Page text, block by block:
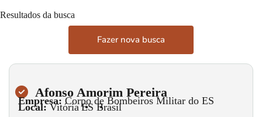
Resultados da busca
Fazer nova busca
Afonso Amorim Pereira
Empresa: Corpo de Bombeiros Militar do ES
Local:Vitória•
ES•
Brasil